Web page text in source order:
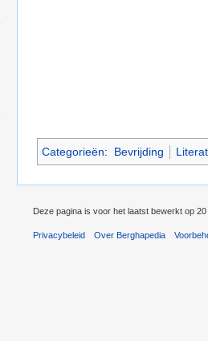
Categorieën: Bevrijding
Deze pagina is voor het laatst bewerkt op 20
Privacybeleid Over Berghapedia